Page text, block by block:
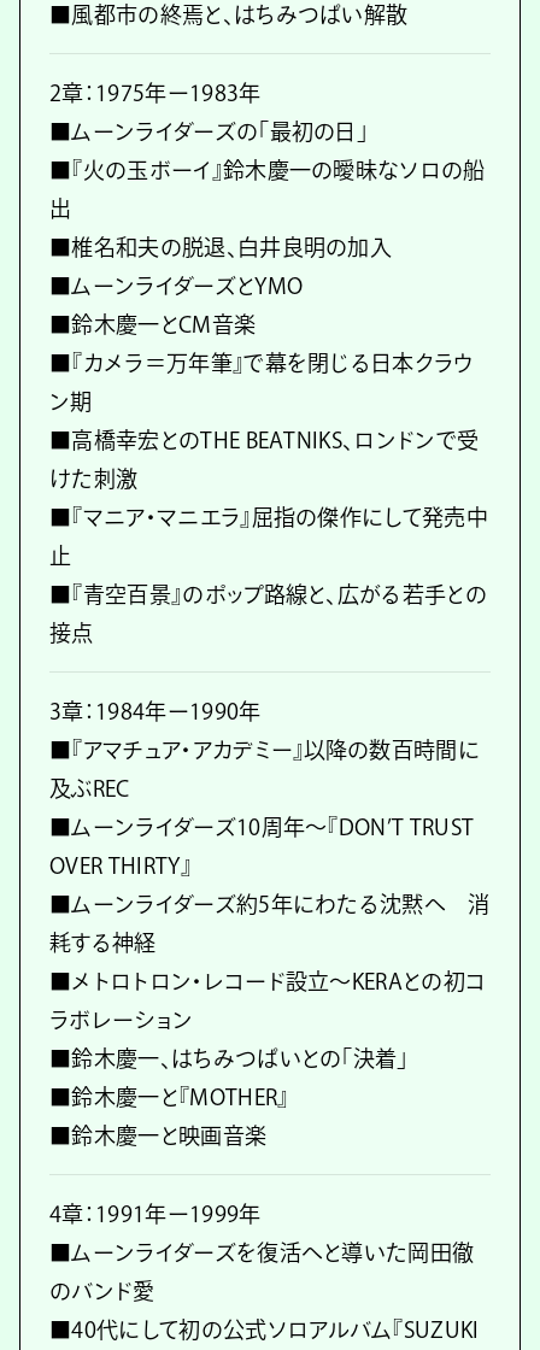
■風都市の終焉と、はちみつぱい解散
2章：1975年ー1983年
■ムーンライダーズの「最初の日」
■『火の玉ボーイ』鈴木慶一の曖昧なソロの船
出
■椎名和夫の脱退、白井良明の加入
■ムーンライダーズとYMO
■鈴木慶一とCM音楽
■『カメラ＝万年筆』で幕を閉じる日本クラウ
ン期
■高橋幸宏とのTHE BEATNIKS、ロンドンで受
けた刺激
■『マニア・マニエラ』屈指の傑作にして発売中
止
■『青空百景』のポップ路線と、広がる若手との
接点
3章：1984年ー1990年
■『アマチュア・アカデミー』以降の数百時間に
及ぶREC
■ムーンライダーズ10周年〜『DON’T TRUST
OVER THIRTY』
■ムーンライダーズ約5年にわたる沈黙へ 消
耗する神経
■メトロトロン・レコード設立〜KERAとの初コ
ラボレーション
■鈴木慶一、はちみつぱいとの「決着」
■鈴木慶一と『MOTHER』
■鈴木慶一と映画音楽
4章：1991年ー1999年
■ムーンライダーズを復活へと導いた岡田徹
のバンド愛
■40代にして初の公式ソロアルバム『SUZUKI